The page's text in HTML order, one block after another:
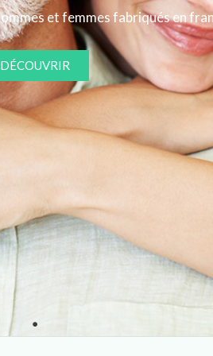
et femmes fabriqués en
DÉCOUVRIR